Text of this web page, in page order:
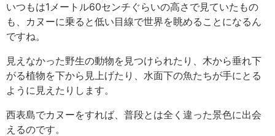
いつもは1メートル60センチぐらいの高さで見ていたもの
も、カヌーに乗ると低い目線で世界を眺めることになるん
ですね。
見えなかった野生の動物を見つけられたり、木から垂れ下
がる植物を下から見上げたり、水面下の魚たちが手にとる
ように見えたりします。
西表島でカヌーをすれば、普段とは全く違った景色に出会
えるのです。